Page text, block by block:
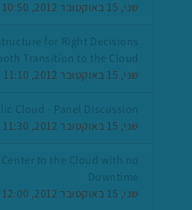
שני, 15 באוקטובר 2012, 10:50
for Right Decisions
Transition to the Cloud.
שני, 15 באוקטובר 2012, 11:10
Cloud - Panel Discussion
שני, 15 באוקטובר 2012, 11:30
to the Cloud with no
Downtime
שני, 15 באוקטובר 2012, 12:00